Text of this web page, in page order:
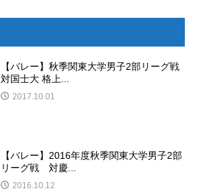
【バレー】秋季関東大学男子2部リーグ戦
対国士大 格上...
2017.10.01
【バレー】2016年度秋季関東大学男子2部
リーグ戦 対慶...
2016.10.12